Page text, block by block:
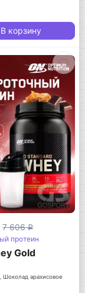
В корзину
7 606q
протеин
Gold
Шоколад арахисовое